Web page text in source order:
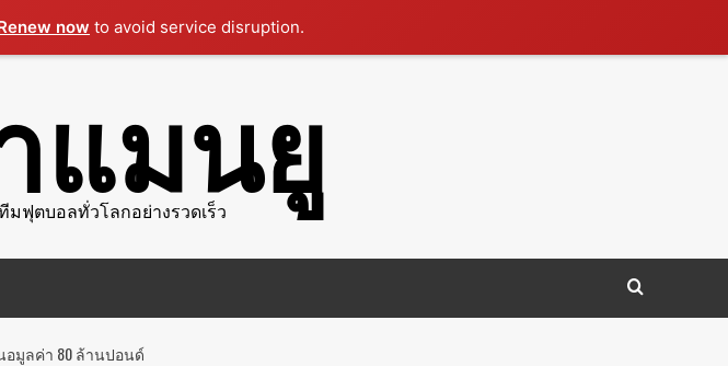
now to avoid service disruption.
แมนยู
ฟุตบอลทั่วโลกอย่างรวดเร็ว
อมูลค่า 80 ล้านปอนด์‎